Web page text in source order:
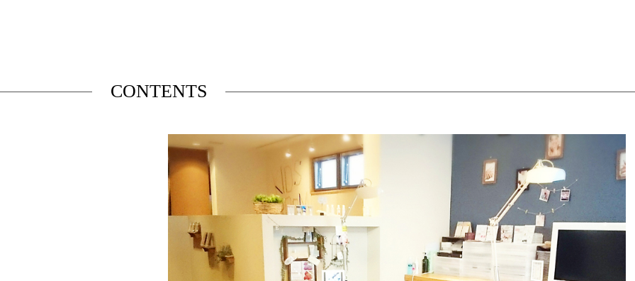
CONTENTS